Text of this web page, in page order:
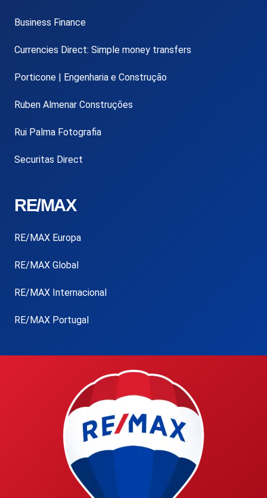
Business Finance
Currencies Direct: Simple money transfers
Porticone | Engenharia e Construção
Ruben Almenar Construções
Rui Palma Fotografia
Securitas Direct
RE/MAX
RE/MAX Europa
RE/MAX Global
RE/MAX Internacional
RE/MAX Portugal